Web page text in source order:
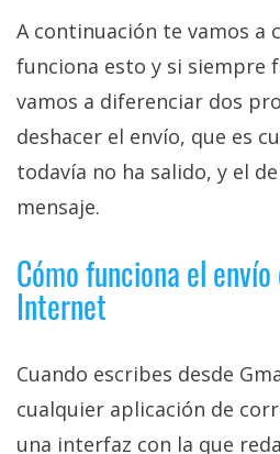
A continuación te vamos a
funciona esto y si siempre
vamos a diferenciar dos
deshacer el envío, que es
todavía no ha salido, y el
mensaje.
Cómo funciona el
Internet
Cuando escribes desde
cualquier aplicación de
una interfaz con la que